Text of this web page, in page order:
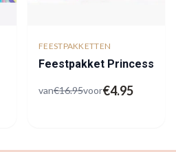
FEESTPAKKETTEN
Feestpakket Princess
van€16.95voor€4.95